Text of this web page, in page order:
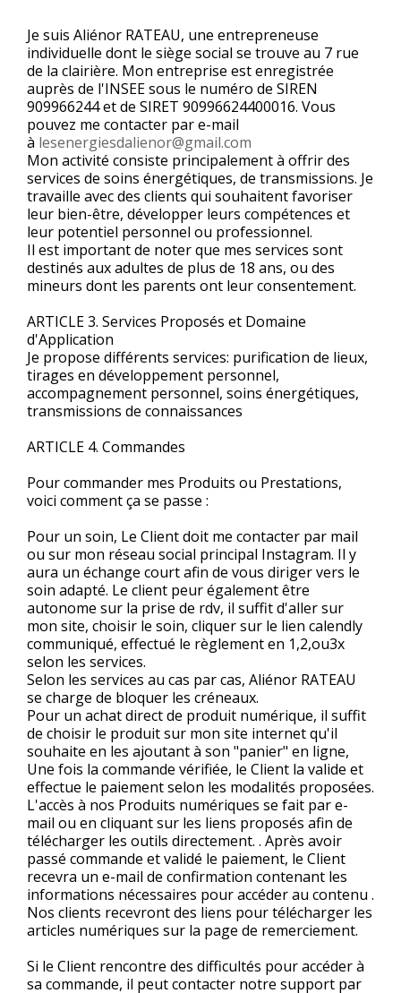
Je suis Aliénor RATEAU, une entrepreneuse
individuelle dont le siège social se trouve au 7 rue
de la clairière. Mon entreprise est enregistrée
auprès de l'INSEE sous le numéro de SIREN
909966244 et de SIRET 90996624400016. Vous
pouvez me contacter par e-mail
à lesenergiesdalienor@gmail.com
Mon activité consiste principalement à offrir des
services de soins énergétiques, de transmissions. Je
travaille avec des clients qui souhaitent favoriser
leur bien-être, développer leurs compétences et
leur potentiel personnel ou professionnel.
Il est important de noter que mes services sont
destinés aux adultes de plus de 18 ans, ou des
mineurs dont les parents ont leur consentement.
ARTICLE 3. Services Proposés et Domaine
d'Application
Je propose différents services: purification de lieux,
tirages en développement personnel,
accompagnement personnel, soins énergétiques,
transmissions de connaissances
ARTICLE 4. Commandes
Pour commander mes Produits ou Prestations,
voici comment ça se passe :
Pour un soin, Le Client doit me contacter par mail
ou sur mon réseau social principal Instagram. Il y
aura un échange court afin de vous diriger vers le
soin adapté. Le client peur également être
autonome sur la prise de rdv, il suffit d'aller sur
mon site, choisir le soin, cliquer sur le lien calendly
communiqué, effectué le règlement en 1,2,ou3x
selon les services.
Selon les services au cas par cas, Aliénor RATEAU
se charge de bloquer les créneaux.
Pour un achat direct de produit numérique, il suffit
de choisir le produit sur mon site internet qu'il
souhaite en les ajoutant à son "panier" en ligne,
Une fois la commande vérifiée, le Client la valide et
effectue le paiement selon les modalités proposées.
L'accès à nos Produits numériques se fait par e-
mail ou en cliquant sur les liens proposés afin de
télécharger les outils directement. . Après avoir
passé commande et validé le paiement, le Client
recevra un e-mail de confirmation contenant les
informations nécessaires pour accéder au contenu .
Nos clients recevront des liens pour télécharger les
articles numériques sur la page de remerciement.
Si le Client rencontre des difficultés pour accéder à
sa commande, il peut contacter notre support par